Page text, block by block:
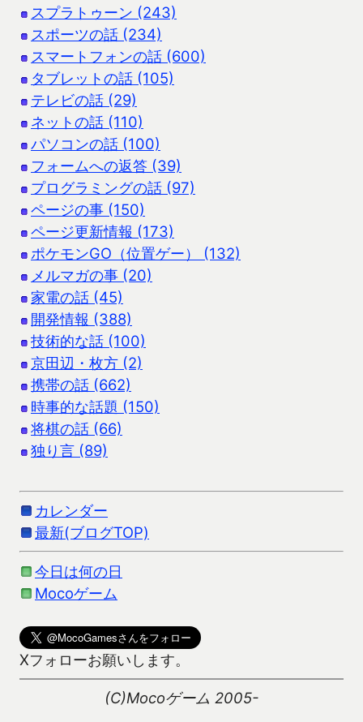
スプラトゥーン (243)
スポーツの話 (234)
スマートフォンの話 (600)
タブレットの話 (105)
テレビの話 (29)
ネットの話 (110)
パソコンの話 (100)
フォームへの返答 (39)
プログラミングの話 (97)
ページの事 (150)
ページ更新情報 (173)
ポケモンGO（位置ゲー） (132)
メルマガの事 (20)
家電の話 (45)
開発情報 (388)
技術的な話 (100)
京田辺・枚方 (2)
携帯の話 (662)
時事的な話題 (150)
将棋の話 (66)
独り言 (89)
カレンダー
最新(ブログTOP)
今日は何の日
Mocoゲーム
Xフォローお願いします。
(C)Mocoゲーム 2005-